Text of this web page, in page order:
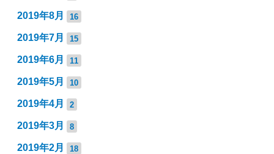
2019年8月 16
2019年7月 15
2019年6月 11
2019年5月 10
2019年4月 2
2019年3月 8
2019年2月 18